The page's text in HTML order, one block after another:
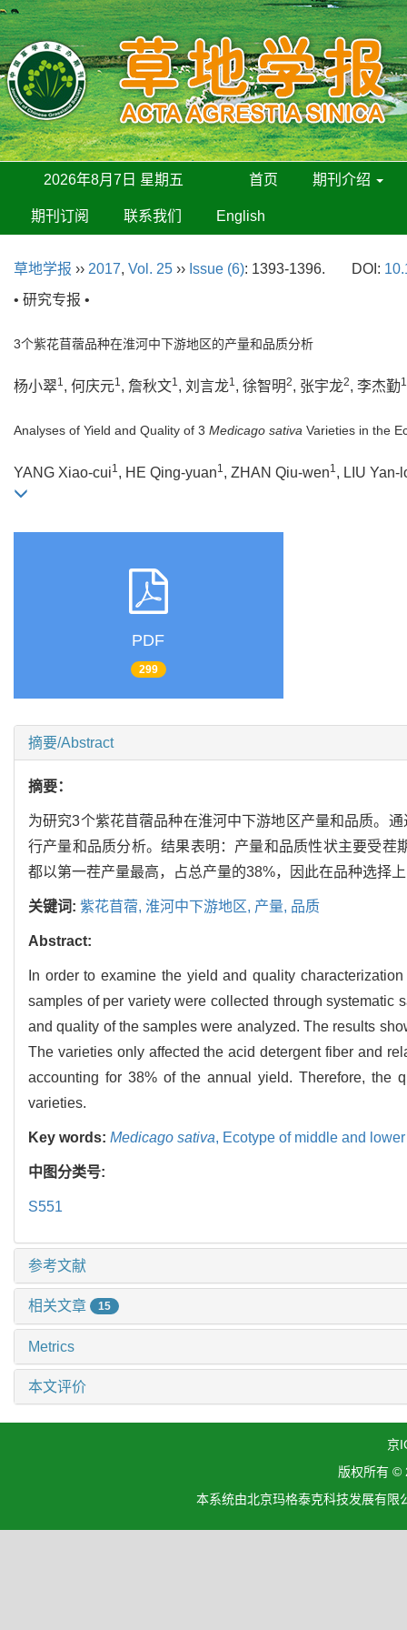
2026年8月7日 星期五 首页 期刊介绍
期刊订阅 联系我们 English
草地学报 ›› 2017, Vol. 25 ›› Issue (6): 1393-1396. DOI:
• 研究专报 •
3个紫花苜蓿品种在淮河中下游地区的产量和品质分析
杨小翠1, 何庆元1, 詹秋文1, 刘言龙1, 徐智明2, 张宇龙2, 李杰勤1
Analyses of Yield and Quality of 3 Medicago sativa Varieties in the
YANG Xiao-cui1, HE Qing-yuan1, ZHAN Qiu-wen1, LIU Yan-
PDF
299
摘要/Abstract
摘要：
为研究3个紫花苜蓿品种在淮河中下游地区产量和品质。
行产量和品质分析。结果表明：产量和品质性状主要受
都以第一茬产量最高，占总产量的38%，因此在品种选择
关键词: 紫花苜蓿, 淮河中下游地区, 产量, 品质
Abstract:
In order to examine the yield and quality
samples of per variety were collected through systematic
and quality of the samples were analyzed. The results
The varieties only affected the acid detergent fiber and
accounting for 38% of the annual yield. Therefore, the
varieties.
Key words: Medicago sativa, Ecotype of middle and
中图分类号:
S551
参考文献
相关文章 15
Metrics
本文评价
京
版权所有 ©
本系统由北京玛格泰克科技发展有